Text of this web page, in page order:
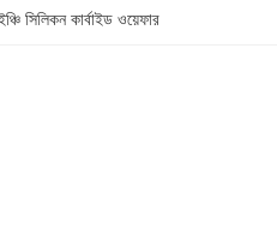
সিলিকন কার্বাইড ওয়েফার